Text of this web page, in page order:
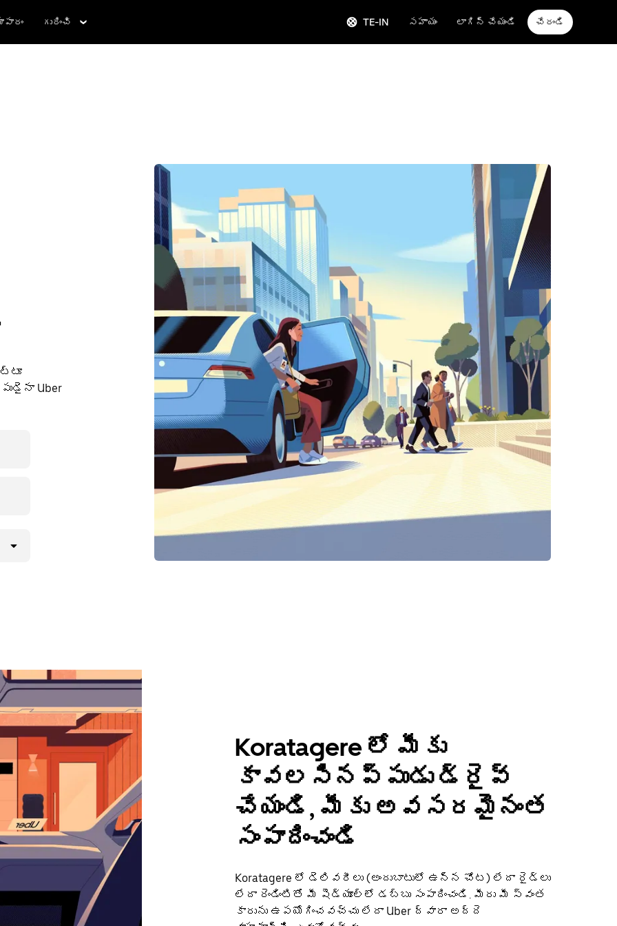
గురించి TE-IN సహాయం లాగిన్ చేయండి చేరండి
Uber
Koratagere లో మీకు
కావలసినప్పుడు డ్రైవ్
చేయండి, మీకు అవసరమైనంత
సంపాదించండి
Koratagere లో డెలివరీలు (అందుబాటులో ఉన్న చోట) లేదా రైడ్‌లు
లేదా రెండింటితో మీ షెడ్యూల్‌లో డబ్బు సంపాదించండి. మీరు మీ స్వంత
కారును ఉపయోగించవచ్చు లేదా Uber ద్వారా అద్దె